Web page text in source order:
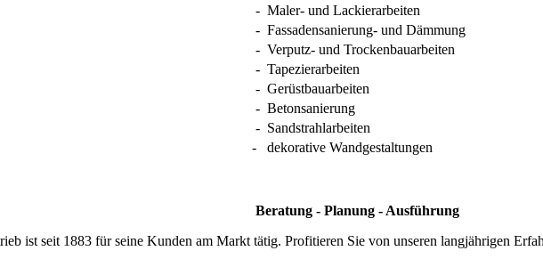
- Maler- und Lackierarbeiten
- Fassadensanierung- und Dämmung
- Verputz- und Trockenbauarbeiten
- Tapezierarbeiten
- Gerüstbauarbeiten
- Betonsanierung
- Sandstrahlarbeiten
-
dekorative Wandgestaltungen
Beratung - Planung - Ausführung
ist seit 1883 für seine Kunden am Markt tätig. Profitieren Sie von unseren langjährigen